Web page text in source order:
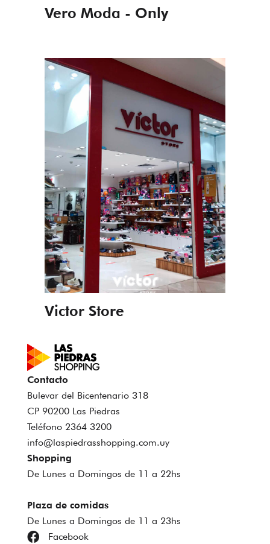
Vero Moda - Only
Victor Store
Contacto
Bulevar del Bicentenario 318
CP 90200 Las Piedras
Teléfono 2364 3200
info@laspiedrasshopping.com.uy
Shopping
De Lunes a Domingos de 11 a 22hs
Plaza de comidas
De Lunes a Domingos de 11 a 23hs
Facebook